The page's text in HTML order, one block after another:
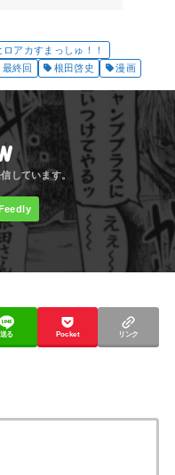
ロアカすまっしゅ！！
最終回 根田啓史 漫画
送る Pocket リンク